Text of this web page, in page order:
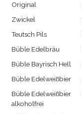
Original
Zwickel
Teutsch Pils
Büble Edelbräu
Büble Bayrisch Hell
Büble Edelweißbier
Büble Edelweißbier
alkoholfrei